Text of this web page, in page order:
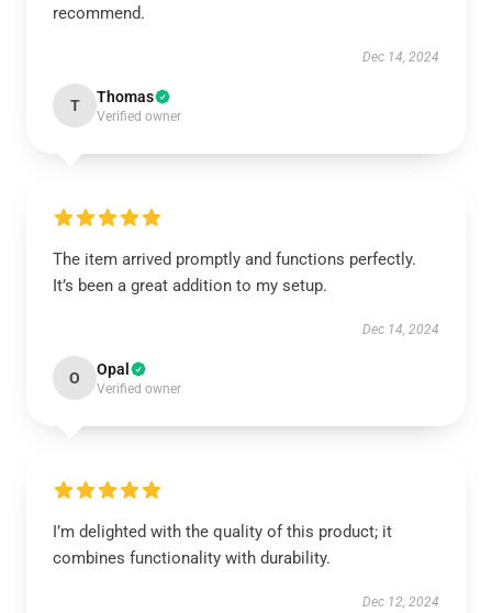
recommend.
Dec 14, 2024
T Thomas
Verified owner
The item arrived promptly and functions perfectly.
It’s been a great addition to my setup.
Dec 14, 2024
O Opal
Verified owner
I’m delighted with the quality of this product; it
combines functionality with durability.
Dec 12, 2024